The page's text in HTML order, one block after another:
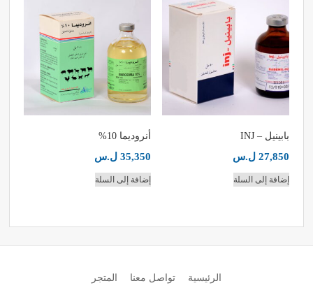
بابينيل – INJ
27,850 ل.س
إضافة إلى السلة
أنروديما 10%
35,350 ل.س
إضافة إلى السلة
الرئيسية تواصل معنا المتجر